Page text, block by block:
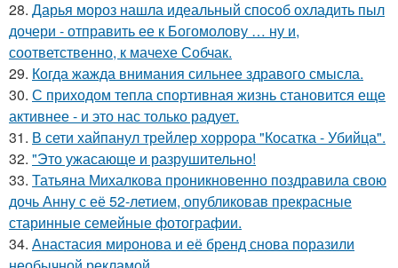
28. Дарья мороз нашла идеальный способ охладить пыл
дочери - отправить ее к Богомолову … ну и,
соответственно, к мачехе Собчак.
29. Когда жажда внимания сильнее здравого смысла.
30. С приходом тепла спортивная жизнь становится еще
активнее - и это нас только радует.
31. В сети хайпанул трейлер хоррора "Косатка - Убийца".
32. "Это ужасающе и разрушительно!
33. Татьяна Михалкова проникновенно поздравила свою
дочь Анну с её 52-летием, опубликовав прекрасные
старинные семейные фотографии.
34. Анастасия миронова и её бренд снова поразили